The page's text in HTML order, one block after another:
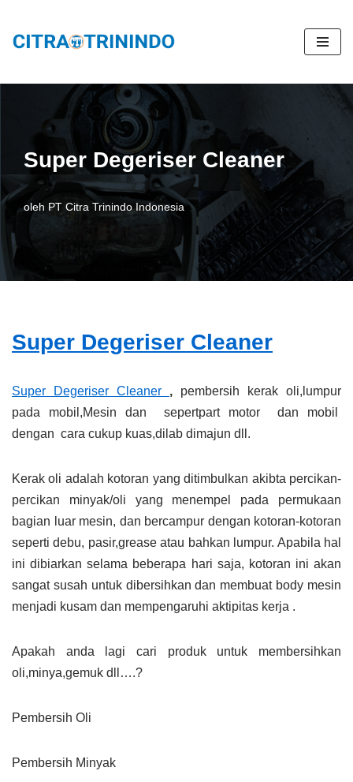
Lompat
konten
Super Degeriser Cleaner
oleh PT Citra Trinindo Indonesia
Super Degeriser Cleaner
Super Degeriser C leaner , pembersih kerak oli,lumpur
pada mobil,Mesin dan sepertpart motor dan mobil
dengan cara cukup kuas,dilab dimajun dll.
Kerak oli adalah kotoran yang ditimbulkan akibta percikan-
percikan minyak/oli yang menempel pada permukaan
bagian luar mesin, dan bercampur dengan kotoran-kotoran
seperti debu, pasir,grease atau bahkan lumpur. Apabila hal
ini dibiarkan selama beberapa hari saja, kotoran ini akan
sangat susah untuk dibersihkan dan membuat body mesin
menjadi kusam dan mempengaruhi aktipitas kerja .
Apakah anda lagi cari produk untuk membersihkan
oli,minya,gemuk dll….?
Pembersih Oli
Pembersih Minyak